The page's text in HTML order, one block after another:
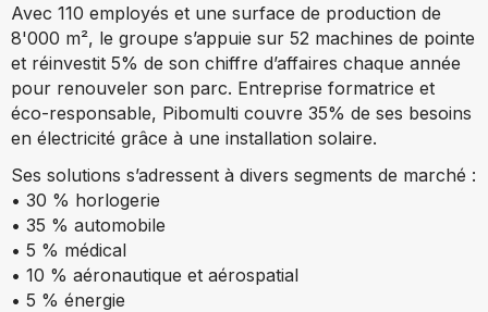
Avec 110 employés et une surface de production de
8'000 m², le groupe s’appuie sur 52 machines de pointe
et réinvestit 5% de son chiffre d’affaires chaque année
pour renouveler son parc. Entreprise formatrice et
éco-responsable, Pibomulti couvre 35% de ses besoins
en électricité grâce à une installation solaire.
Ses solutions s’adressent à divers segments de marché :
• 30 % horlogerie
• 35 % automobile
• 5 % médical
• 10 % aéronautique et aérospatial
• 5 % énergie